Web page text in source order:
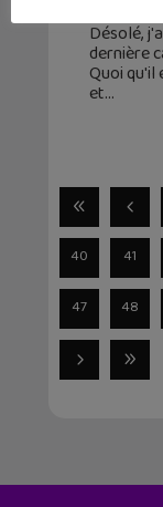
Désolé,
dernière
Quoi qu'il
et
40 41
47 48